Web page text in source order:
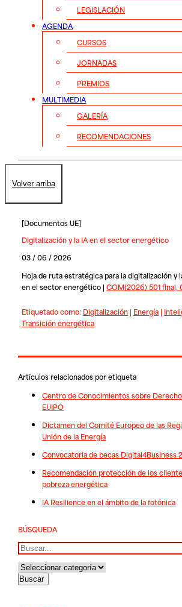
LEGISLACIÓN
AGENDA
CURSOS
JORNADAS
PREMIOS
MULTIMEDIA
GALERÍA
RECOMENDACIONES
Volver arriba
[Documentos UE]
Digitalización y la IA en el sector energético
03 / 06 / 2026
Hoja de ruta estratégica para la digitalización y
en el sector energético | COM(2026) 501 final,
Etiquetado como: Digitalización| Energía|
Transición energética
Artículos relacionados por etiqueta
Centro de Conocimientos sobre
EUIPO
Dictamen del Comité Europeo de las
Unión de la Energía
Convocatoria de becas Digital4Business
Recomendación protección de los
pobreza energética
IA Resilience en el ámbito de la fotónica
BÚSQUEDA
Buscar